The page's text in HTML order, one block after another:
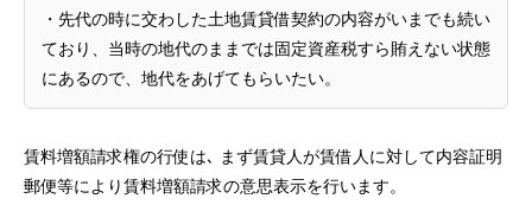
借金・債務整理
・先代の時に交わした土地賃貸借契約の内容がいまでも続い
ており、当時の地代のままでは固定資産税すら賄えない状態
にあるので、地代をあげてもらいたい。
賃料増額請求権の行使は､ まず賃貸人が賃借人に対して内容証明
郵便等により賃料増額請求の意思表示を行います。